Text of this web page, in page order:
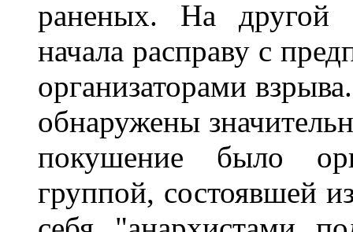
раненых. На другой
начала расправу с
организаторами
обнаружены
покушение было
группой, состоявшей